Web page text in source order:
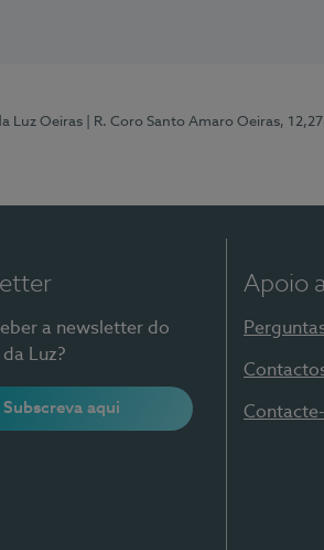
Luz Oeiras | R. Coro Santo Amaro Oeiras,
a newsletter do
Luz?
Subscreva aqui
Apoio